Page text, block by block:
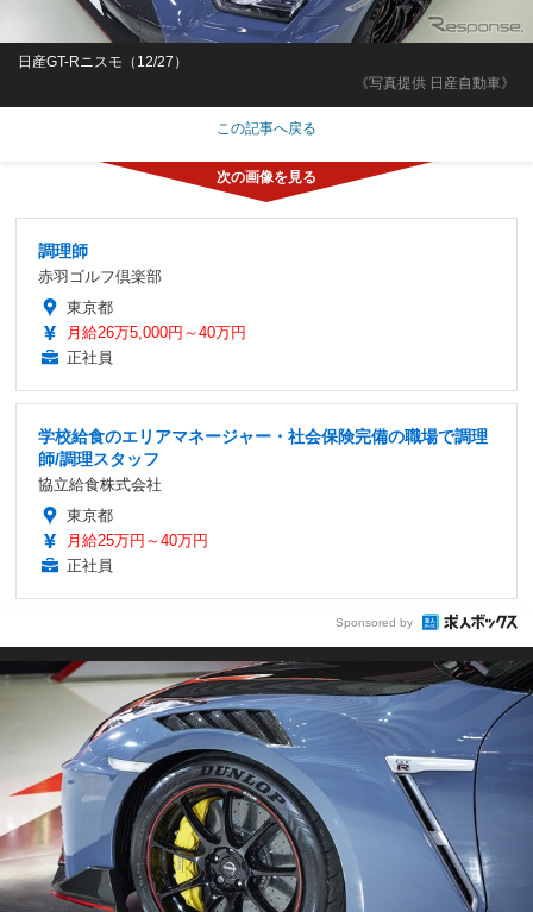
《写真提供 日産自動車》
日産GT-Rニスモ（12/27）
この記事へ戻る
調理師
赤羽ゴルフ倶楽部
東京都
月給26万5,000円～40万円
正社員
学校給食のエリアマネージャー・社会保険完備の職場で調理
師/調理スタッフ
協立給食株式会社
東京都
月給25万円～40万円
正社員
Sponsored by